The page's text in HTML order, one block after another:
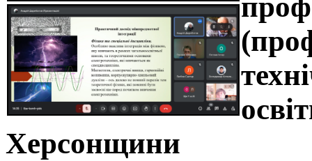
Херсонщини